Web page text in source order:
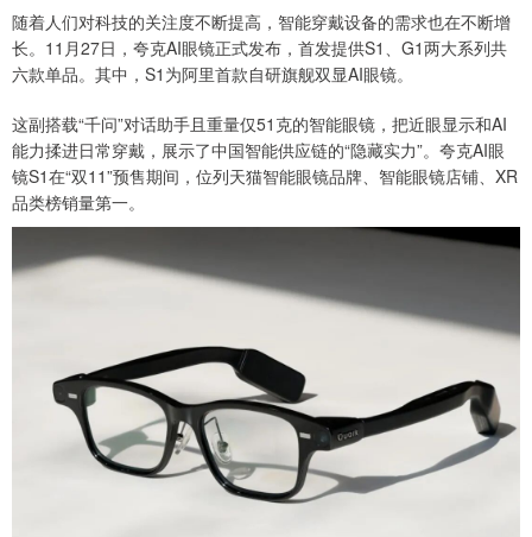
随着人们对科技的关注度不断提高，智能穿戴设备的需求也在不断增
长。11月27日，夸克AI眼镜正式发布，首发提供S1、G1两大系列共
六款单品。其中，S1为阿里首款自研旗舰双显AI眼镜。
这副搭载“千问”对话助手且重量仅51克的智能眼镜，把近眼显示和AI
能力揉进日常穿戴，展示了中国智能供应链的“隐藏实力”。夸克AI眼
镜S1在“双11”预售期间，位列天猫智能眼镜品牌、智能眼镜店铺、XR
品类榜销量第一。